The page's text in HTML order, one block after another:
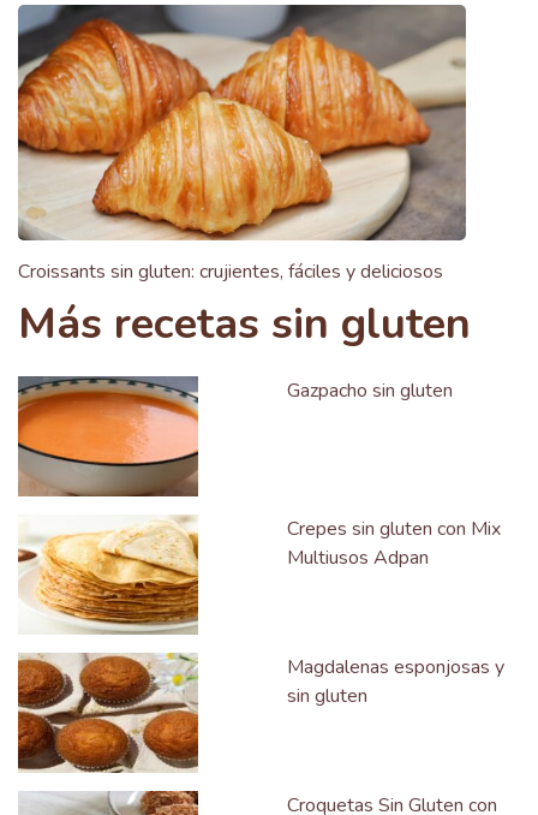
Croissants sin gluten: crujientes, fáciles y deliciosos
Más recetas sin gluten
Gazpacho sin gluten
Crepes sin gluten con Mix
Multiusos Adpan
Magdalenas esponjosas y
sin gluten
Croquetas Sin Gluten con